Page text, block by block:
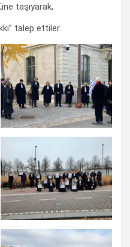
taşıyarak,
talep ettiler.